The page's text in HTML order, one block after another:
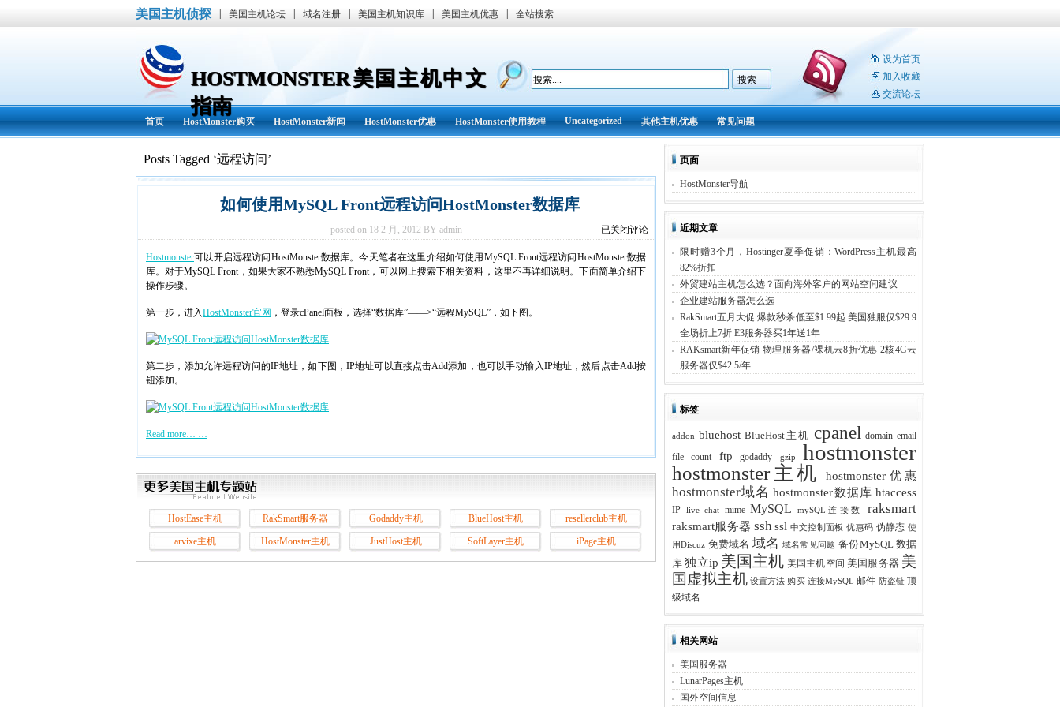
美国主机侦探 美国主机论坛 域名注册 美国主机知识库 美国主机优惠 全站搜索
HOSTMONSTER美国主机中文
指南
设为首页
加入收藏
交流论坛
首页 HostMonster购买 HostMonster新闻 HostMonster优惠 HostMonster使用教程 Uncategorized 其他主机优惠 常见问题
Posts Tagged ‘远程访问’
如何使用MySQL Front远程访问HostMonster数据库
posted on 18 2 月, 2012 BY admin
如
何
使
用
HostMonster
数
已关闭评论
Hostmonster可以开启远程访问HostMonster数据库。今天笔者在这里介绍如何使用MySQL Front远程访问HostMonster数据
库。对于MySQL Front，如果大家不熟悉MySQL Front，可以网上搜索下相关资料，这里不再详细说明。下面简单介绍下
操作步骤。
第一步，进入HostMonster官网 ，登录cPanel面板，选择“数据库”——>“远程MySQL”，如下图。
第二步，添加允许远程访问的IP地址，如下图，IP地址可以直接点击Add添加，也可以手动输入IP地址，然后点击Add按
钮添加。
Read more… …
HostEase主机 RakSmart服务器 Godaddy主机 BlueHost主机 resellerclub主机
arvixe主机 HostMonster主机 JustHost主机 SoftLayer主机 iPage主机
页面
HostMonster导航
近期文章
限时赠3个月，Hostinger夏季促销：WordPress主机最高
82%折扣
外贸建站主机怎么选？面向海外客户的网站空间建议
企业建站服务器怎么选
RakSmart五月大促 爆款秒杀低至$1.99起 美国独服仅$29.9
全场折上7折 E3服务器买1年送1年
RAKsmart新年促销 物理服务器/裸机云8折优惠 2核4G云
服务器仅$42.5/年
标签
addon bluehost BlueHost主机 cpanel domain email
file count
ftp godaddy gzip hostmonster
hostmonster主机 hostmonster优惠
hostmonster域名 hostmonster数据库 htaccess
IP live chat mime MySQL mySQL连接数 raksmart
raksmart服务器 ssh ssl 中文控制面板 优惠码 伪静态 使
用Discuz 免费域名 域名 域名常见问题 备份MySQL 数据
库 独立ip 美国主机 美国主机空间 美国服务器 美
国虚拟主机 设置方法 购买 连接MySQL 邮件 防盗链 顶
级域名
相关网站
美国服务器
LunarPages主机
国外空间信息